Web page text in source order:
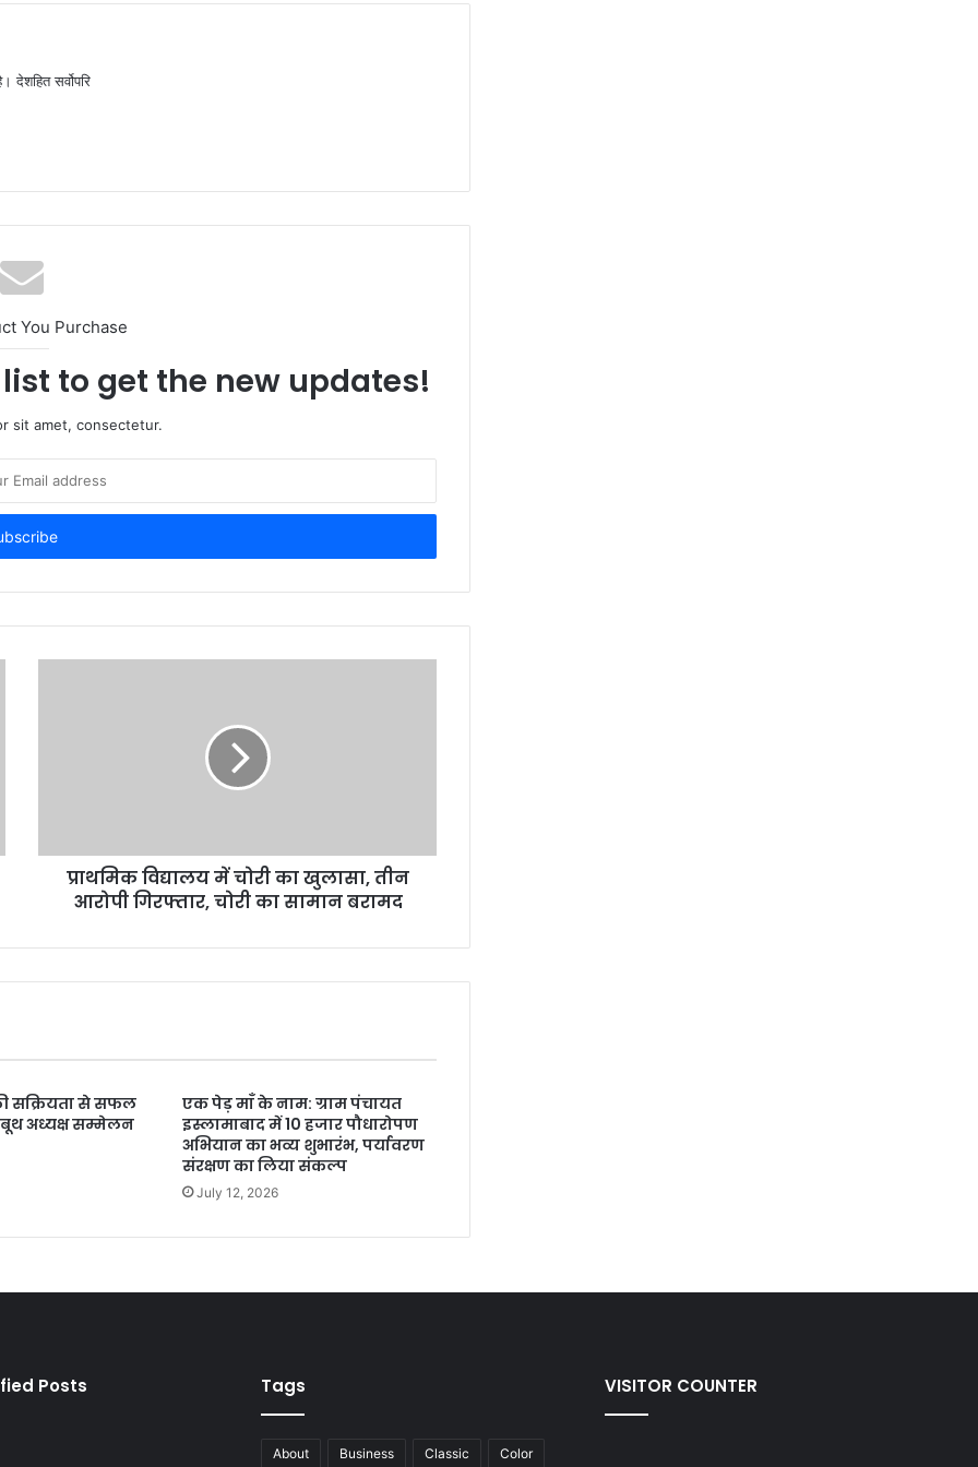
सर्वोपरि
You Purchase
to get the new updates!
sit amet, consectetur.
प्राथमिक विद्यालय में चोरी का खुलासा, तीन
आरोपी गिरफ्तार, चोरी का सामान बरामद
सक्रियता से सफल
अध्यक्ष सम्मेलन
एक पेड़ माँ के नाम: ग्राम पंचायत
इस्लामाबाद में 10 हजार पौधारोपण
अभियान का भव्य शुभारंभ, पर्यावरण
संरक्षण का लिया संकल्प
July 12, 2026
Posts Tags
About Business Classic Color
VISITOR COUNTER